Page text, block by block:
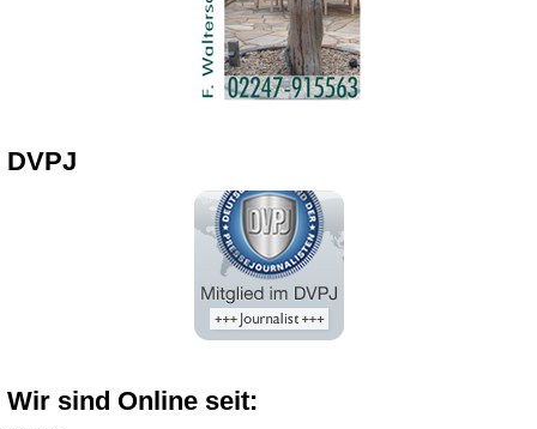
DVPJ
Wir sind Online seit: